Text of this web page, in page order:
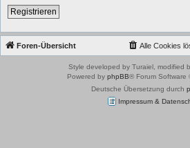
Registrieren
Foren-Übersicht Alle Cookies
Style developed by Turaiel, modified
Powered by phpBB® Forum Software
Deutsche Übersetzung durch
Impressum &